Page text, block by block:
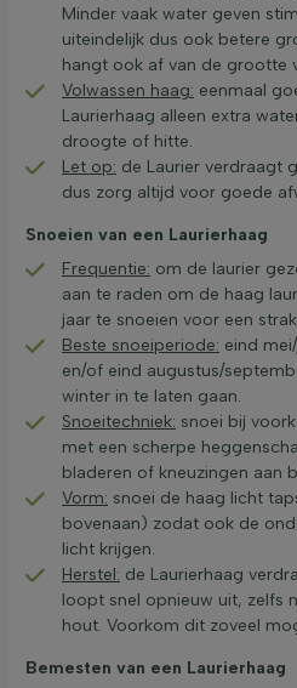
Minder vaak water geven
uiteindelijk dus ook betere
hangt ook af van de grootte
Volwassen haag: eenmaal
Laurierhaag alleen extra
droogte of hitte.
Let op: de Laurier verdraagt
dus zorg altijd voor goede
Snoeien van een Laurierhaag
Frequentie: om de laurier
aan te raden om de haag
jaar te snoeien voor een
Beste snoeiperiode: eind
en/of eind augustus/
winter in te laten gaan.
Snoeitechniek: snoei bij
met een scherpe
bladeren of kneuzingen aan
Vorm: snoei de haag licht
bovenaan) zodat ook de
licht krijgen.
Herstel: de Laurierhaag
loopt snel opnieuw uit, zelfs
hout. Voorkom dit zoveel
Bemesten van een Laurierhaag